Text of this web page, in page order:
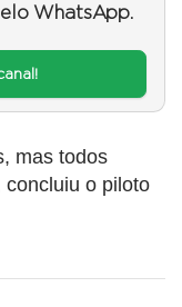
WhatsApp.
mas todos
concluiu o piloto